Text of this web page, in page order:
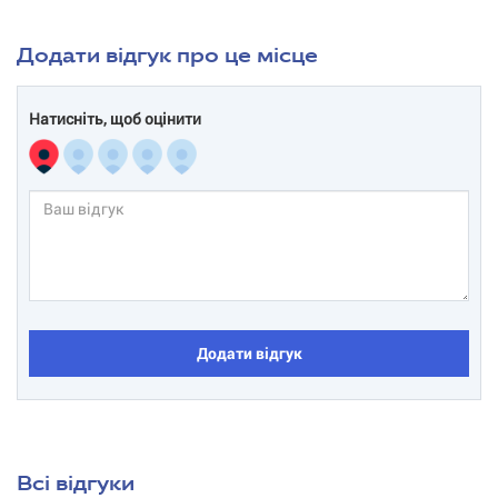
Додати відгук про це місце
Натисніть, щоб оцінити
Додати відгук
Всі відгуки